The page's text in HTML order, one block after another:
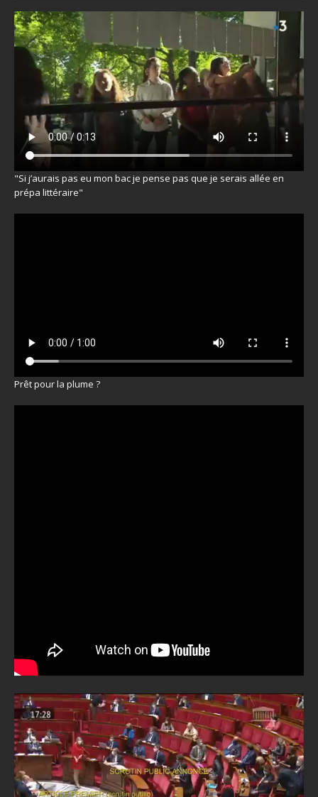
"Si j’aurais pas eu mon bac je pense pas que je serais allée en
prépa littéraire"
Prêt pour la plume ?